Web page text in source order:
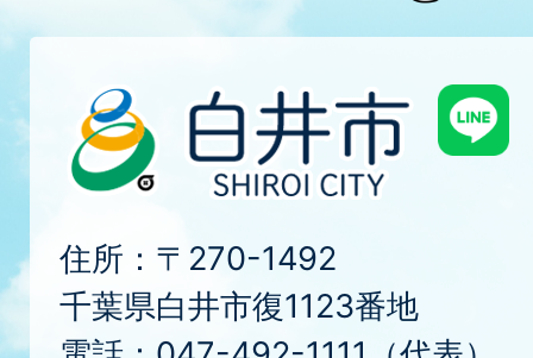
住所：〒270-1492
千葉県白井市復1123番地